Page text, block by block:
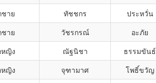
ชาย ทัชชกร ประหวั่น
ชาย วัชรกรณ์ อะภัย
หญิง ณัฐนิชา ธรรมขันธ์
หญิง จุฑามาศ โพธิ์ขวัญ